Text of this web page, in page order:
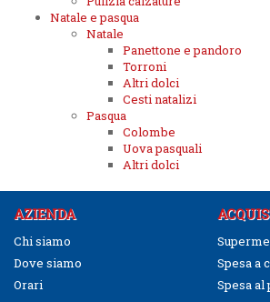
Natale e pasqua
Natale
Panettone e pandoro
Torroni
Altri dolci
Cesti natalizi
Pasqua
Colombe
Uova pasquali
Altri dolci
AZIENDA
Chi siamo
Dove siamo
Orari
Spesa a
Spesa al